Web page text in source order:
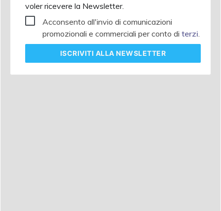
voler ricevere la Newsletter.
Acconsento all'invio di comunicazioni
promozionali e commerciali per conto di terzi.
ISCRIVITI ALLA NEWSLETTER